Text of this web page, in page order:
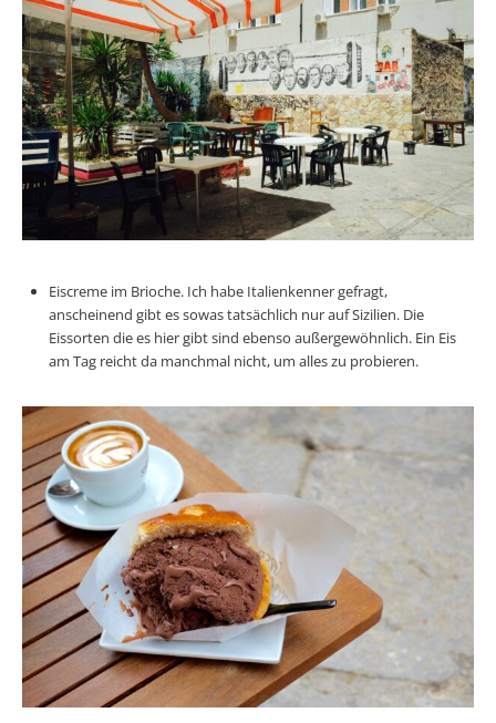
Eiscreme im Brioche. Ich habe Italienkenner gefragt,
anscheinend gibt es sowas tatsächlich nur auf Sizilien. Die
Eissorten die es hier gibt sind ebenso außergewöhnlich. Ein Eis
am Tag reicht da manchmal nicht, um alles zu probieren.